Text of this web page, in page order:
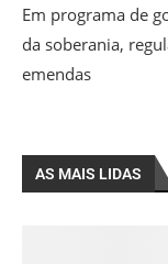
Em programa de
da soberania,
emendas
AS MAIS LIDAS